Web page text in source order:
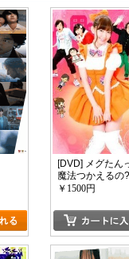
[DVD] メグたん
魔法つかえるの
￥1500円